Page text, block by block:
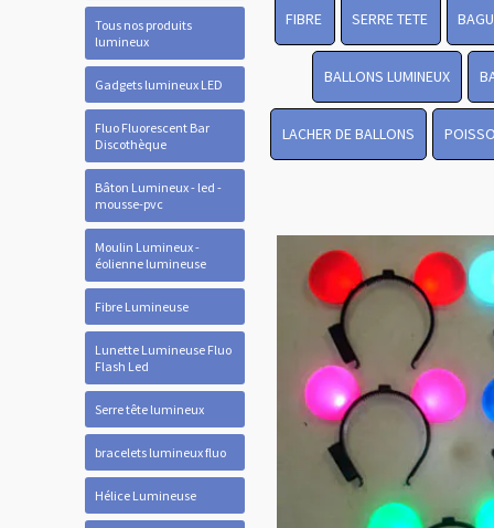
Tous nos produits
lumineux
Gadgets lumineux LED
Fluo Fluorescent Bar
Discothèque
Bâton Lumineux - led -
mousse-pvc
Moulin Lumineux -
éolienne lumineuse
Fibre Lumineuse
Lunette Lumineuse Fluo
Flash Led
Serre tête lumineux
bracelets lumineux fluo
Hélice Lumineuse
FIBRE SERRE TETE
BALLONS LUMINEUX
LACHER DE BALLONS